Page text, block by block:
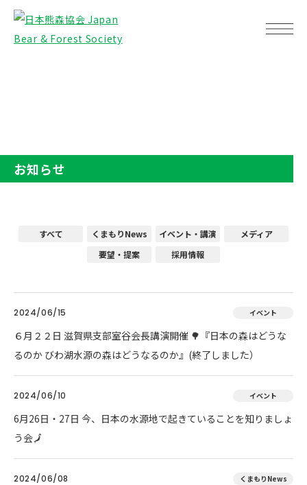
お知らせ
すべて くまもりNews イベント・講演
メディア
要望・提案
採用情報
2024/06/15 イベント
６月２２日 滋賀県支部室谷会長講演開催 🌳『日本の森はどうな
るのか びわ湖水源の森はどうなるのか』(終了しました）
2024/06/10 イベント
6月26日・27日 今、日本の水源地で起きていることを知りましょ
う会🗾
2024/06/08 くまもりNews